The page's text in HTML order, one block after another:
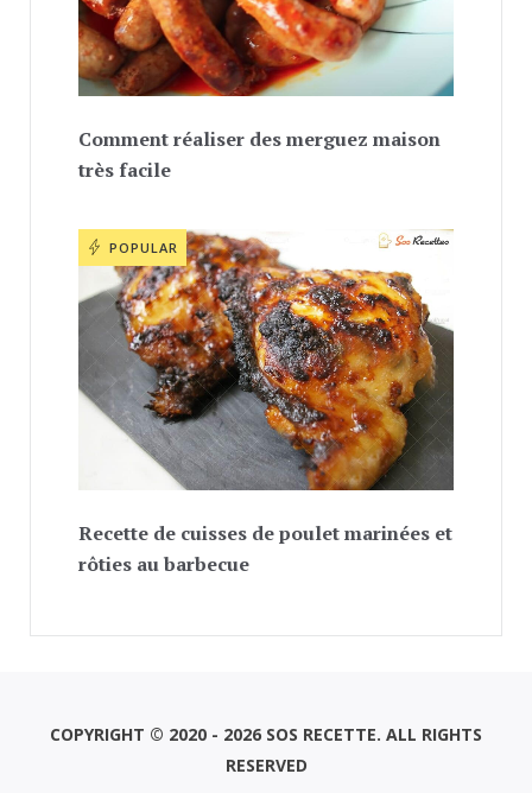
Comment réaliser des merguez maison
très facile
POPULAR
Recette de cuisses de poulet marinées et
rôties au barbecue
COPYRIGHT © 2020 - 2026 SOS RECETTE. ALL RIGHTS
RESERVED